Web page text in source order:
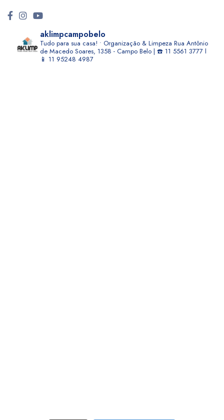
aklimpcampobelo
Tudo para sua casa! • Organização & Limpeza Rua Antônio
de Macedo Soares, 1358 - Campo Belo | ☎️ 11 5561 3777 l
📱 11 95248 4987